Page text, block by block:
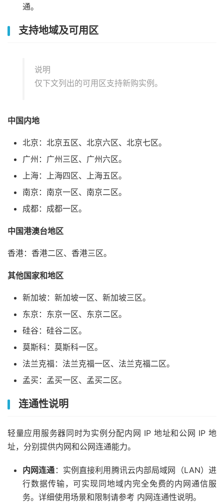
通。
支持地域及可用区
说明
仅下文列出的可用区支持新购实例。
中国内地
北京：北京五区、北京六区、北京七区。
广州：广州三区、广州六区。
上海：上海四区、上海五区。
南京：南京一区、南京二区。
成都：成都一区。
中国港澳台地区
香港：香港二区、香港三区。
其他国家和地区
新加坡：新加坡一区、新加坡三区。
东京：东京一区、东京二区。
硅谷：硅谷二区。
莫斯科：莫斯科一区。
法兰克福：法兰克福一区、法兰克福二区。
孟买：孟买一区、孟买二区。
连通性说明
轻量应用服务器同时为实例分配内网 IP 地址和公网 IP 地
址，分别提供内网和公网连通能力。
内网连通 ：实例直接利用腾讯云内部局域网（LAN）进
行数据传输，可实现同地域内完全免费的内网通信服
务。详细使用场景和限制请参考 内网连通性说明。